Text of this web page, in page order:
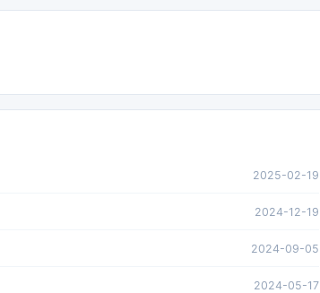
2025-02-19
2024-12-19
2024-09-05
2024-05-17